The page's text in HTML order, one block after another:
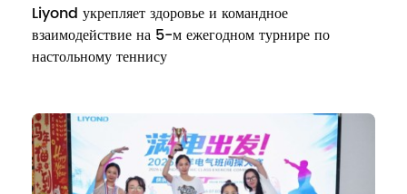
Liyond укрепляет здоровье и командное
взаимодействие на 5-м ежегодном турнире по
настольному теннису